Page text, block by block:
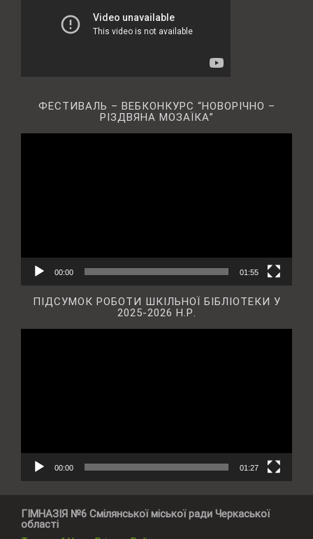
ФЕСТИВАЛЬ – ВЕБКОНКУРС “НОВОРІЧНО –
РІЗДВЯНА МОЗАЇКА”
00:00 01:55
ПІДСУМОК РОБОТИ ШКІЛЬНОЇ БІБЛІОТЕКИ У
2025-2026 Н.Р.
00:00 01:27
ГІМНАЗІЯ №6 Смілянської міської ради Черкаської
області